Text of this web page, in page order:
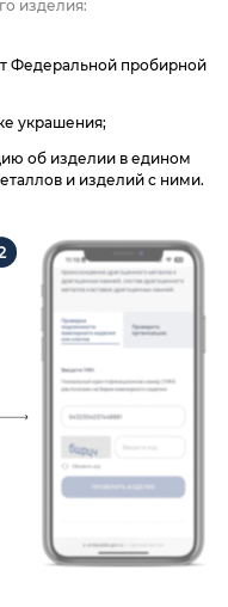
изделия:
Федеральной пробирной
украшения;
об изделии в едином
и изделий с ними.